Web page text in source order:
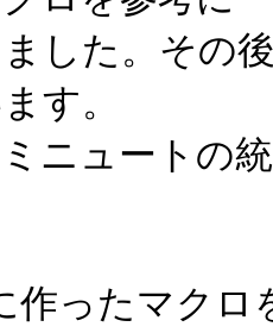
した。その
す。
ニュートの
ったマクロ